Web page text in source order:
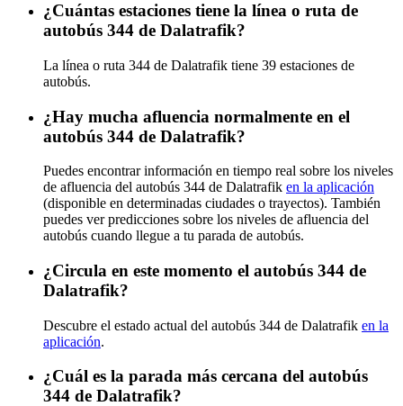
¿Cuántas estaciones tiene la línea o ruta de
autobús 344 de Dalatrafik?
La línea o ruta 344 de Dalatrafik tiene 39 estaciones de
autobús.
¿Hay mucha afluencia normalmente en el
autobús 344 de Dalatrafik?
Puedes encontrar información en tiempo real sobre los niveles
de afluencia del autobús 344 de Dalatrafik en la aplicación
(disponible en determinadas ciudades o trayectos). También
puedes ver predicciones sobre los niveles de afluencia del
autobús cuando llegue a tu parada de autobús.
¿Circula en este momento el autobús 344 de
Dalatrafik?
Descubre el estado actual del autobús 344 de Dalatrafik en la
aplicación.
¿Cuál es la parada más cercana del autobús
344 de Dalatrafik?